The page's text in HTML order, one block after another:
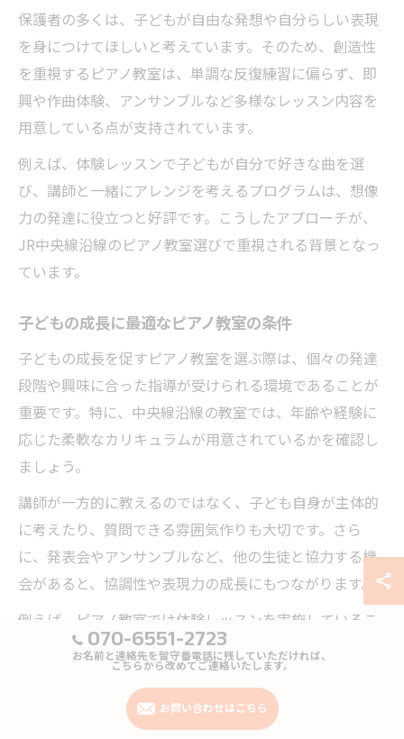
保護者の多くは、子どもが自由な発想や自分らしい表現
を身につけてほしいと考えています。そのため、創造性
を重視するピアノ教室は、単調な反復練習に偏らず、即
興や作曲体験、アンサンブルなど多様なレッスン内容を
用意している点が支持されています。
例えば、体験レッスンで子どもが自分で好きな曲を選
び、講師と一緒にアレンジを考えるプログラムは、想像
力の発達に役立つと好評です。こうしたアプローチが、
JR中央線沿線のピアノ教室選びで重視される背景となっ
ています。
子どもの成長に最適なピアノ教室の条件
子どもの成長を促すピアノ教室を選ぶ際は、個々の発達
段階や興味に合った指導が受けられる環境であることが
重要です。特に、中央線沿線の教室では、年齢や経験に
応じた柔軟なカリキュラムが用意されているかを確認し
ましょう。
講師が一方的に教えるのではなく、子ども自身が主体的
に考えたり、質問できる雰囲気作りも大切です。さら
に、発表会やアンサンブルなど、他の生徒と協力する機
会があると、協調性や表現力の成長にもつながります。
例えば、ピアノ教室では体験レッスンを実施しているこ
とが多いので、実際に子どもが楽しめるか、教室の雰囲
気が合うかをチェックすることもおすすめです。これに
より、無理なく長く続けられる環境を見極めることがで
070-6551-2723
お名前と連絡先を留守番電話に残していただければ、
こちらから改めてご連絡いたします。
お問い合わせはこちら